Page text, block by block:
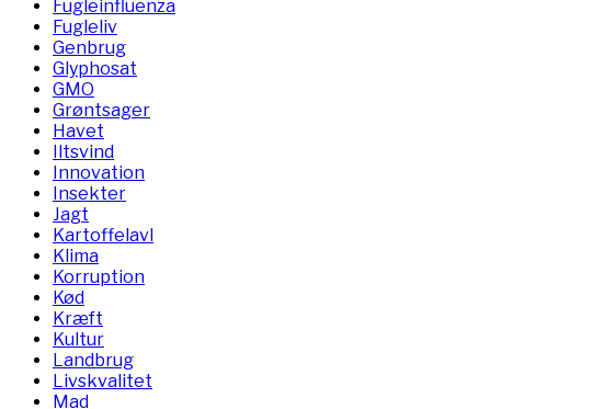
Fugleinfluenza
Fugleliv
Genbrug
Glyphosat
GMO
Grøntsager
Havet
Iltsvind
Innovation
Insekter
Jagt
Kartoffelavl
Klima
Korruption
Kød
Kræft
Kultur
Landbrug
Livskvalitet
Mad